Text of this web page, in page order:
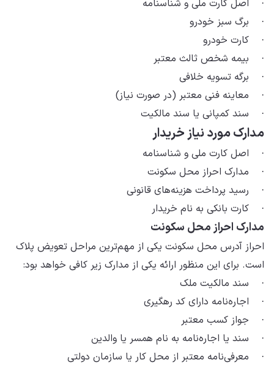
· اصل کارت ملی و شناسنامه
· برگ سبز خودرو
· کارت خودرو
· بیمه شخص ثالث معتبر
· برگه تسویه خلافی
· معاینه فنی معتبر (در صورت نیاز)
· سند کمپانی یا سند مالکیت
مدارک مورد نیاز خریدار
· اصل کارت ملی و شناسنامه
· مدارک احراز محل سکونت
· رسید پرداخت هزینه‌های قانونی
· کارت بانکی به نام خریدار
مدارک احراز محل سکونت
احراز آدرس محل سکونت یکی از مهم‌ترین مراحل تعویض پلاک
است. برای این منظور ارائه یکی از مدارک زیر کافی خواهد بود:
· سند مالکیت ملک
· اجاره‌نامه دارای کد رهگیری
· جواز کسب معتبر
· سند یا اجاره‌نامه به نام همسر یا والدین
· معرفی‌نامه معتبر از محل کار یا سازمان دولتی